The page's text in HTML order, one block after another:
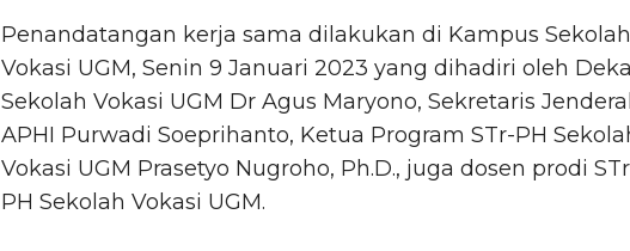
Penandatangan kerja sama dilakukan di Kampus Sekolah
Vokasi UGM, Senin 9 Januari 2023 yang dihadiri oleh
Sekolah Vokasi UGM Dr Agus Maryono, Sekretaris Jenderal
APHI Purwadi Soeprihanto, Ketua Program STr-PH
Vokasi UGM Prasetyo Nugroho, Ph.D., juga dosen prodi
PH Sekolah Vokasi UGM.